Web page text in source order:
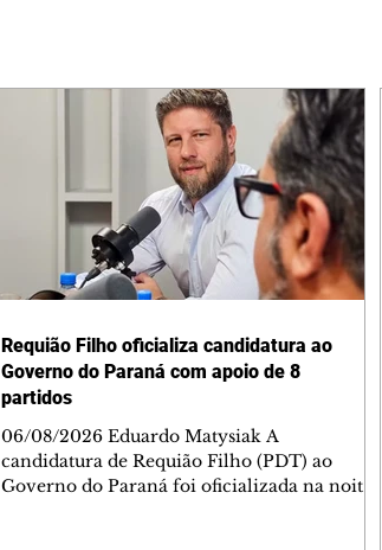
Requião Filho oficializa candidatura ao
Governo do Paraná com apoio de 8
partidos
06/08/2026 Eduardo Matysiak A
candidatura de Requião Filho (PDT) ao
Governo do Paraná foi oficializada na noite